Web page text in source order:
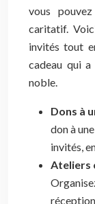
vous
caritatif.
invités tout
cadeau qui
noble.
Dons à
don à
invités,
Ateliers